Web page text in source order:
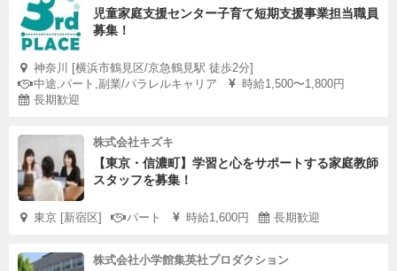
児童家庭支援センター子育て短期支援事業担当職員
募集！
神奈川 [横浜市鶴見区/京急鶴見駅 徒歩2分]
中途,パート,副業/パラレルキャリア
時給1,500〜1,800円
長期歓迎
株式会社キズキ
【東京・信濃町】学習と心をサポートする家庭教師
スタッフを募集！
東京 [新宿区] パート 時給1,600円 長期歓迎
株式会社小学館集英社プロダクション